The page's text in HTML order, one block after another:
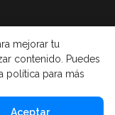
mejorar tu
contenido. Puedes
política para más
Aceptar